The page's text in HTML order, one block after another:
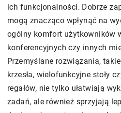
ich funkcjonalności. Dobrze
mogą znacząco wpłynąć na
ogólny komfort użytkowników
konferencyjnych czy innych
Przemyślane rozwiązania,
krzesła, wielofunkcyjne stoły
regałów, nie tylko ułatwiają
zadań, ale również sprzyjają